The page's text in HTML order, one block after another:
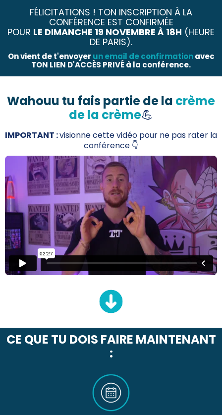
FÉLICITATIONS ! TON INSCRIPTION À LA
CONFÉRENCE EST CONFIRMÉE
POUR LE DIMANCHE 19 NOVEMBRE À 18H (HEURE
DE PARIS).
On vient de t'envoyer un email de confirmationavec
TON LIEN D'ACCÈS PRIVÉ à la conférence.
Wahouu tu fais partie de la crème
de la crème💪
IMPORTANT :visionne cette vidéo pour ne pas rater la
conférence 👇
CE QUE TU DOIS FAIRE MAINTENANT
: